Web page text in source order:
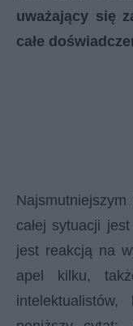
uważający się
całe
całej sytuacji
jest reakcją na
apel kilku,